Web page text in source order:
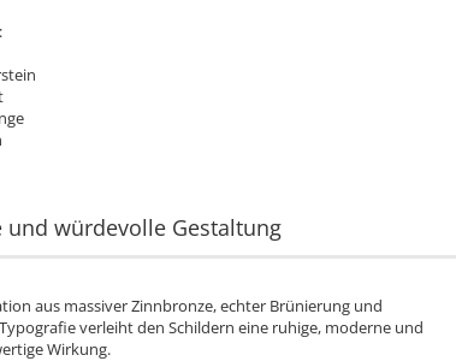
und würdevolle Gestaltung
aus massiver Zinnbronze, echter Brünierung und
verleiht den Schildern eine ruhige, moderne und
Wirkung.